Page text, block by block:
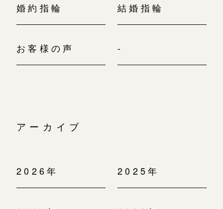
婚約指輪 結婚指輪
お客様の声 -
アーカイブ
2026年 2025年